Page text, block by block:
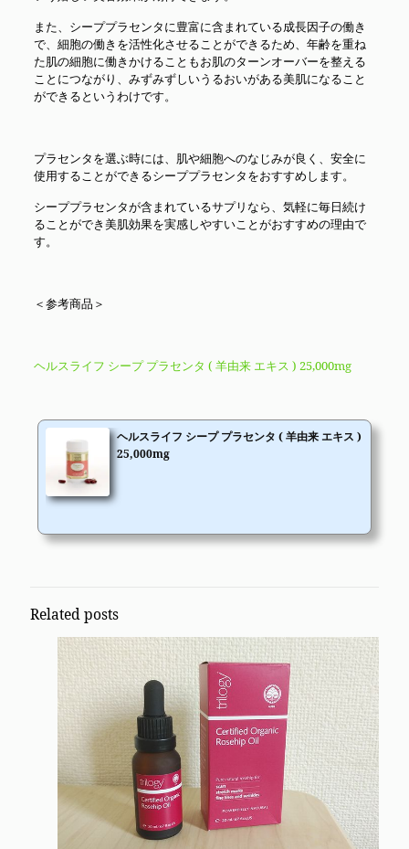
また、シーププラセンタに豊富に含まれている成長因子の働き
で、細胞の働きを活性化させることができるため、年齢を重ね
た肌の細胞に働きかけることもお肌のターンオーバーを整える
ことにつながり、みずみずしいうるおいがある美肌になること
ができるというわけです。
プラセンタを選ぶ時には、肌や細胞へのなじみが良く、安全に
使用することができるシーププラセンタをおすすめします。
シーププラセンタが含まれているサプリなら、気軽に毎日続け
ることができ美肌効果を実感しやすいことがおすすめの理由で
す。
＜参考商品＞
ヘルスライフ シープ プラセンタ ( 羊由来 エキス ) 25,000mg
ヘルスライフ シープ プラセンタ ( 羊由来 エキス )
25,000mg
Related posts